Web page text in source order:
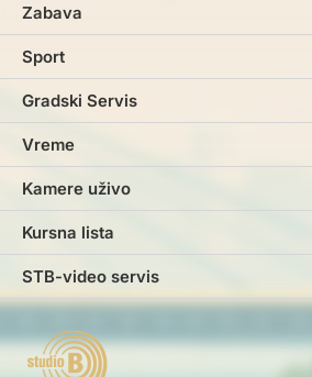
Zabava
Sport
Gradski Servis
Vreme
Kamere uživo
Kursna lista
STB-video servis